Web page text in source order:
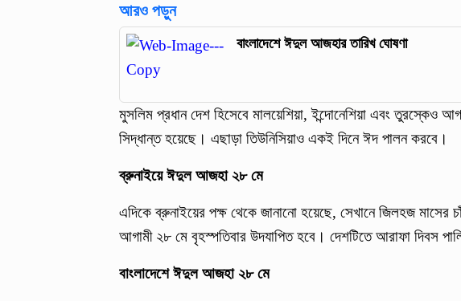
আরও পড়ুন
বাংলাদেশে ঈদুল আজহার তারিখ ঘোষণা
মুসলিম প্রধান দেশ হিসেবে মালয়েশিয়া, ইন্দোনেশিয়া এবং তুরস্কেও
সিদ্ধান্ত হয়েছে। এছাড়া তিউনিসিয়াও একই দিনে ঈদ পালন করবে।
ব্রুনাইয়ে ঈদুল আজহা ২৮ মে
এদিকে ব্রুনাইয়ের পক্ষ থেকে জানানো হয়েছে, সেখানে জিলহজ মাসের
আগামী ২৮ মে বৃহস্পতিবার উদযাপিত হবে। দেশটিতে আরাফা দিবস
বাংলাদেশে ঈদুল আজহা ২৮ মে